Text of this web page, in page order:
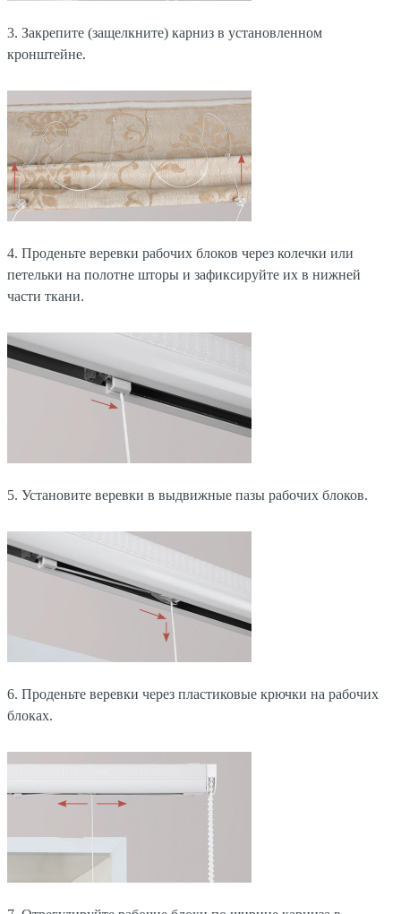
3. Закрепите (защелкните) карниз в установленном
кронштейне.
4. Проденьте веревки рабочих блоков через колечки или
петельки на полотне шторы и зафиксируйте их в нижней
части ткани.
5. Установите веревки в выдвижные пазы рабочих блоков.
6. Проденьте веревки через пластиковые крючки на рабочих
блоках.